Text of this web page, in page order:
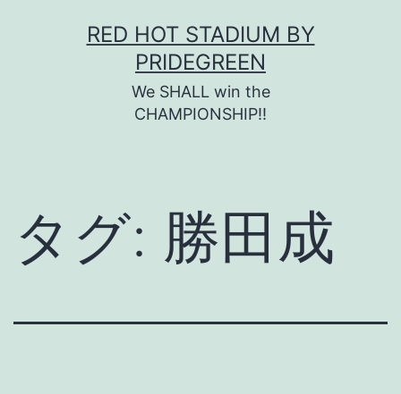
RED HOT STADIUM BY
PRIDEGREEN
We SHALL win the
CHAMPIONSHIP!!
タグ: 勝田成